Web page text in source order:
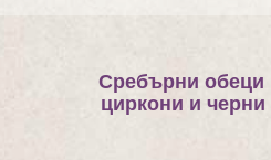
Сребърни обеци
циркони и